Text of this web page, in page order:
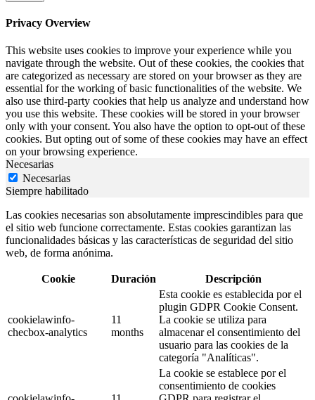
Privacy Overview
This website uses cookies to improve your experience while you
navigate through the website. Out of these cookies, the cookies that
are categorized as necessary are stored on your browser as they are
essential for the working of basic functionalities of the website. We
also use third-party cookies that help us analyze and understand how
you use this website. These cookies will be stored in your browser
only with your consent. You also have the option to opt-out of these
cookies. But opting out of some of these cookies may have an effect
on your browsing experience.
Necesarias
Necesarias
Siempre habilitado
Las cookies necesarias son absolutamente imprescindibles para que
el sitio web funcione correctamente. Estas cookies garantizan las
funcionalidades básicas y las características de seguridad del sitio
web, de forma anónima.
Cookie Duración Descripción
cookielawinfo-
checbox-analytics
11
months
Esta cookie es establecida por el
plugin GDPR Cookie Consent.
La cookie se utiliza para
almacenar el consentimiento del
usuario para las cookies de la
categoría "Analíticas".
La cookie se establece por el
consentimiento de cookies